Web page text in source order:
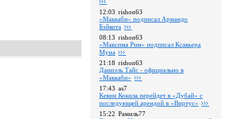
12:03 rishon63
«Маккаби» подписал Армандо
Бэйкота
08:13 rishon63
«Максима Рим» подписал Ксавьера
Муна
21:18 rishon63
Даниэль Тайс - официально в
«Маккаби»
17:43 as7
Кевин Кокила перейдет в «Дубай» с
последующей арендой в «Виртус»
15:22 Рамиль77